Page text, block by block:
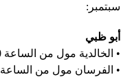
سبتمبر:
أبو ظبي
• الخالدية مول من الساعة 10 صباحاً حتى 4 مساءً
• الفرسان مول من الساعة 1 ظهراً حتى 9 مساءً